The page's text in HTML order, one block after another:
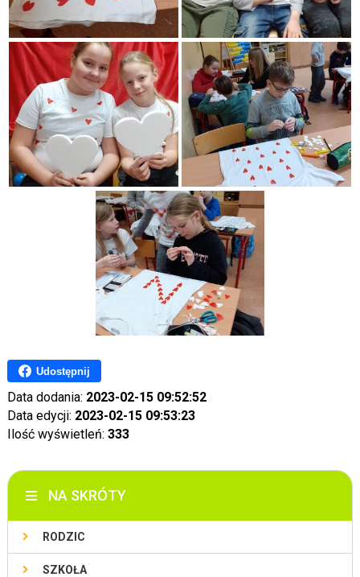
Udostępnij
Data dodania: 2023-02-15 09:52:52
Data edycji: 2023-02-15 09:53:23
Ilość wyświetleń: 333
NA SKRÓTY
RODZIC
SZKOŁA